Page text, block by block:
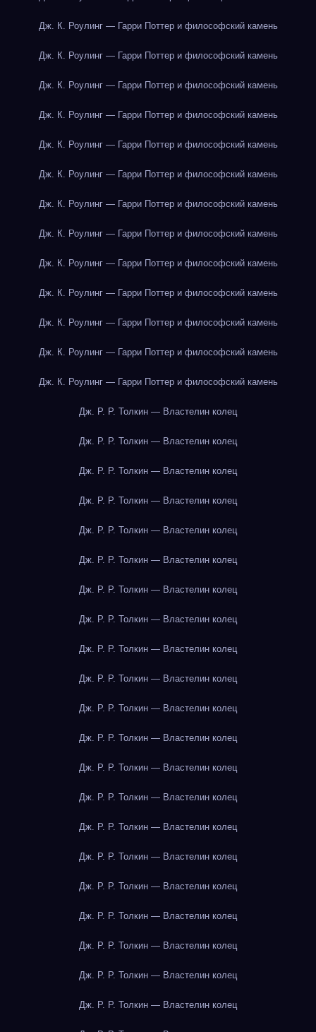
Дж. К. Роулинг — Гарри Поттер и философский камень
Дж. К. Роулинг — Гарри Поттер и философский камень
Дж. К. Роулинг — Гарри Поттер и философский камень
Дж. К. Роулинг — Гарри Поттер и философский камень
Дж. К. Роулинг — Гарри Поттер и философский камень
Дж. К. Роулинг — Гарри Поттер и философский камень
Дж. К. Роулинг — Гарри Поттер и философский камень
Дж. К. Роулинг — Гарри Поттер и философский камень
Дж. К. Роулинг — Гарри Поттер и философский камень
Дж. К. Роулинг — Гарри Поттер и философский камень
Дж. К. Роулинг — Гарри Поттер и философский камень
Дж. К. Роулинг — Гарри Поттер и философский камень
Дж. К. Роулинг — Гарри Поттер и философский камень
Дж. Р. Р. Толкин — Властелин колец
Дж. Р. Р. Толкин — Властелин колец
Дж. Р. Р. Толкин — Властелин колец
Дж. Р. Р. Толкин — Властелин колец
Дж. Р. Р. Толкин — Властелин колец
Дж. Р. Р. Толкин — Властелин колец
Дж. Р. Р. Толкин — Властелин колец
Дж. Р. Р. Толкин — Властелин колец
Дж. Р. Р. Толкин — Властелин колец
Дж. Р. Р. Толкин — Властелин колец
Дж. Р. Р. Толкин — Властелин колец
Дж. Р. Р. Толкин — Властелин колец
Дж. Р. Р. Толкин — Властелин колец
Дж. Р. Р. Толкин — Властелин колец
Дж. Р. Р. Толкин — Властелин колец
Дж. Р. Р. Толкин — Властелин колец
Дж. Р. Р. Толкин — Властелин колец
Дж. Р. Р. Толкин — Властелин колец
Дж. Р. Р. Толкин — Властелин колец
Дж. Р. Р. Толкин — Властелин колец
Дж. Р. Р. Толкин — Властелин колец